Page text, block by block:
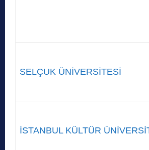
SELÇUK ÜNİVERSİTESİ
İSTANBUL KÜLTÜR